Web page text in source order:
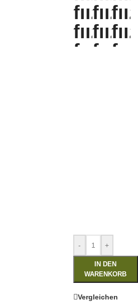
- +
IN DEN
WARENKORB
Vergleichen